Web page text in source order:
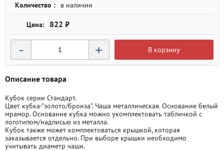
Количество : в наличии
822 ₽
- + В корзину
Описание товара
Кубок серии Стандарт.
Цвет кубка-"золото/бронза". Чаша металлическая. Основание белый
мрамор. Основание кубка можно укомплектовать табличкой с
логотипом/надписью из металла.
Кубок также может комплектоваться крышкой, которая
заказывается отдельно. При выборе крышки необходимо
учитывать диаметр чаши.